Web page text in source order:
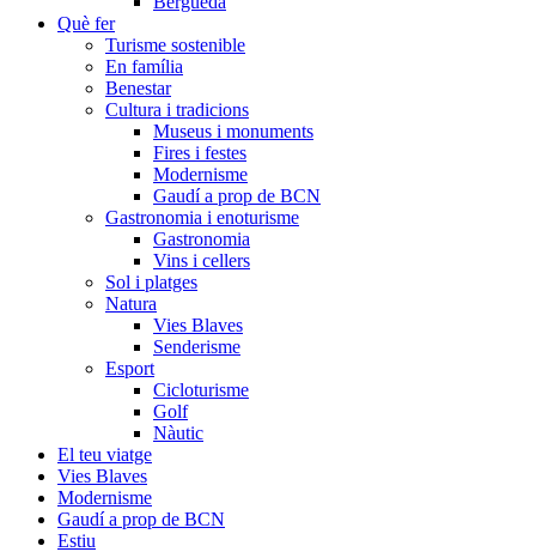
Què fer
Turisme sostenible
En família
Benestar
Cultura i tradicions
Museus i monuments
Fires i festes
Modernisme
Gaudí a prop de BCN
Gastronomia i enoturisme
Gastronomia
Vins i cellers
Sol i platges
Natura
Vies Blaves
Senderisme
Esport
Cicloturisme
Golf
Nàutic
El teu viatge
Vies Blaves
Modernisme
Gaudí a prop de BCN
Estiu